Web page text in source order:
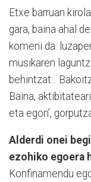
Etxe barruan
gara, baina ahal
komeni da:
musikaren
behintzat...
Baina,
eta egon’,
Alderdi onei
ezohiko egoera
Konfinamendu